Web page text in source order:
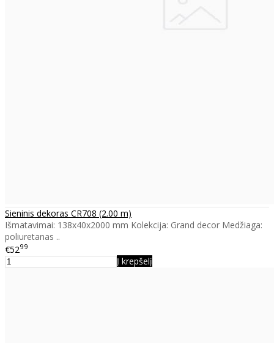
Sieninis dekoras CR708 (2.00 m)
Išmatavimai: 138x40x2000 mm Kolekcija: Grand decor Medžiaga:
poliuretanas ..
€5299
Į krepšelį